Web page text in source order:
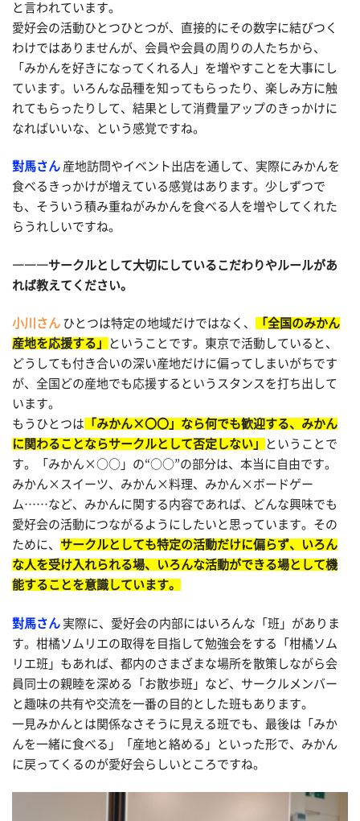
と言われています。
愛好会の活動ひとつひとつが、直接的にその数字に結びつく
わけではありませんが、会員や会員の周りの人たちから、
「みかんを好きになってくれる人」を増やすことを大事にし
ています。いろんな品種を知ってもらったり、楽しみ方に触
れてもらったりして、結果として消費量アップのきっかけに
なればいいな、という感覚ですね。
對馬さん 産地訪問やイベント出店を通して、実際にみかんを
食べるきっかけが増えている感覚はあります。少しずつで
も、そういう積み重ねがみかんを食べる人を増やしてくれた
らうれしいですね。
―――サークルとして大切にしているこだわりやルールがあ
れば教えてください。
小川さん ひとつは特定の地域だけではなく、
「全国のみかん
産地を応援する」
ということです。東京で活動していると、
どうしても付き合いの深い産地だけに偏ってしまいがちです
が、全国どの産地でも応援するというスタンスを打ち出して
います。
もうひとつは 「みかん×〇〇」なら何でも歓迎する、みかん
に関わることならサークルとして否定しない」
ということで
す。「みかん×○○」の“○○”の部分は、本当に自由です。
みかん×スイーツ、みかん×料理、みかん×ボードゲー
ム……など、みかんに関する内容であれば、どんな興味でも
愛好会の活動につながるようにしたいと思っています。その
ために、 サークルとしても特定の活動だけに偏らず、いろん
な人を受け入れられる場、いろんな活動ができる場として機
能することを意識しています。
對馬さん 実際に、愛好会の内部にはいろんな「班」がありま
す。柑橘ソムリエの取得を目指して勉強会をする「柑橘ソム
リエ班」もあれば、都内のさまざまな場所を散策しながら会
員同士の親睦を深める「お散歩班」など、サークルメンバー
と趣味の共有や交流を一番の目的とした班もあります。
一見みかんとは関係なさそうに見える班でも、最後は「みか
んを一緒に食べる」「産地と絡める」といった形で、みかん
に戻ってくるのが愛好会らしいところですね。